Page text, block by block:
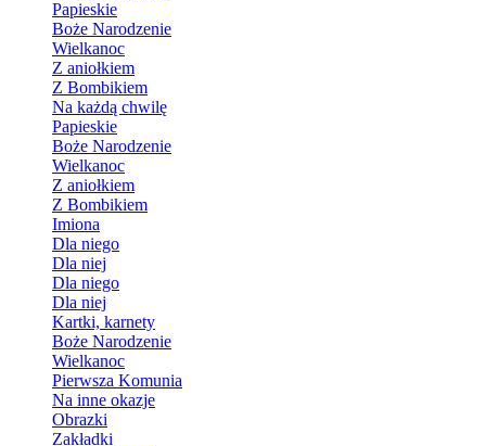
Papieskie
Boże Narodzenie
Wielkanoc
Z aniołkiem
Z Bombikiem
Na każdą chwilę
Papieskie
Boże Narodzenie
Wielkanoc
Z aniołkiem
Z Bombikiem
Imiona
Dla niego
Dla niej
Dla niego
Dla niej
Kartki, karnety
Boże Narodzenie
Wielkanoc
Pierwsza Komunia
Na inne okazje
Obrazki
Zakładki